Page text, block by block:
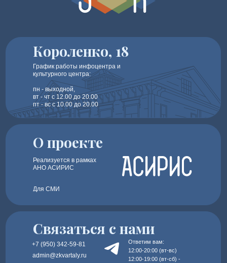
О проекте
Для СМИ
Реализуется в рамках
АНО АСИРИС
Короленко, 18
Связаться с нами
+7 (950) 342-59-81
admin@zkvartaly.ru
График работы инфоцентра и
культурного центра:
пн - выходной,
вт - чт с 12.00 до 20.00
пт - вс с 10.00 до 20.00
Ответим вам:
12:00-20:00 (вт-вс)
12:00-19:00 (вт-сб) -